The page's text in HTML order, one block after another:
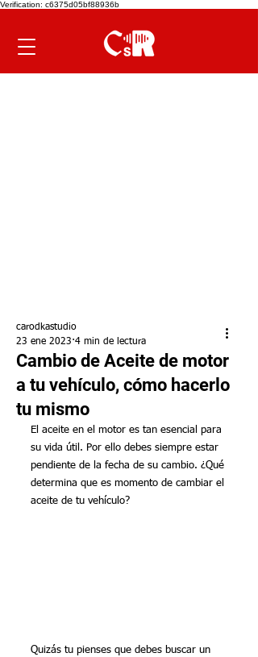
Verification: c6375d05bf88936b
Cambio de Aceite de motor
a tu vehículo, cómo hacerlo
tu mismo
carodkastudio
23 ene 2023 4 min de lectura
El aceite en el motor es tan esencial para
su vida útil. Por ello debes siempre estar
pendiente de la fecha de su cambio. ¿Qué
determina que es momento de cambiar el
aceite de tu vehículo?
Quizás tu pienses que debes buscar un